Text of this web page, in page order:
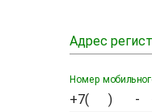
Адрес
Номер